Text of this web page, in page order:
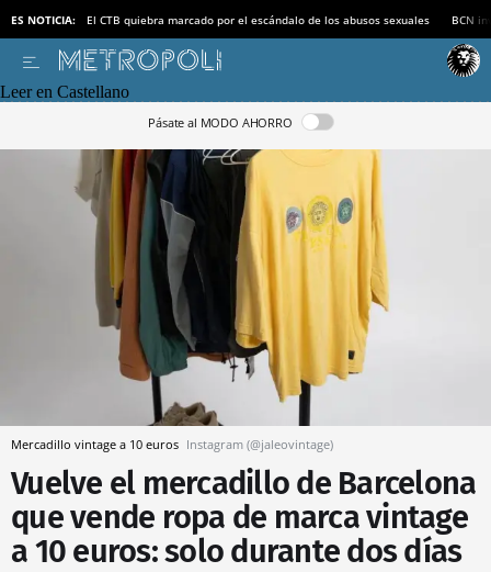
ES NOTICIA: El CTB quiebra marcado por el escándalo de los abusos sexuales BCN
Leer en Castellano
Pásate al MODO AHORRO
Mercadillo vintage a 10 euros Instagram (@jaleovintage)
Vuelve el mercadillo de Barcelona
que vende ropa de marca vintage
a 10 euros: solo durante dos días